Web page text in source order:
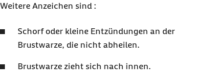
Weitere Anzeichen sind :
Schorf oder kleine Entzündungen an der
Brustwarze, die nicht abheilen.
Brustwarze zieht sich nach innen.